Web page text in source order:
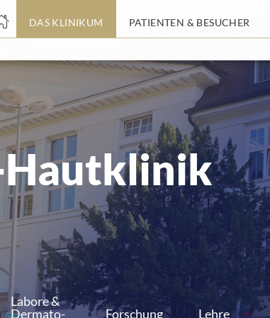
DAS KLINIKUM PATIENTEN & BESUCHER
Labore &
Dermato-
Forschung Lehre
DAS KLINIKUM PATIENTEN & BESUCHER